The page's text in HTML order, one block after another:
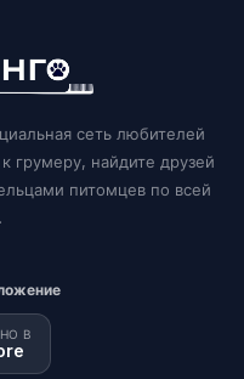
сеть любителей
грумеру, найдите друзей
питомцев по всей
В